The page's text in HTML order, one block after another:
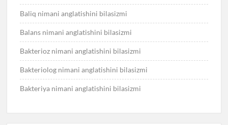
Baliq nimani anglatishini bilasizmi
Balans nimani anglatishini bilasizmi
Bakterioz nimani anglatishini bilasizmi
Bakteriolog nimani anglatishini bilasizmi
Bakteriya nimani anglatishini bilasizmi